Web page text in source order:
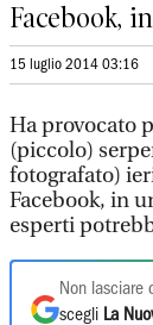
Facebook,
15 luglio 2014 03:16
Ha provocato
(piccolo)
fotografato)
Facebook, in
esperti
Non lasciare
scegli La